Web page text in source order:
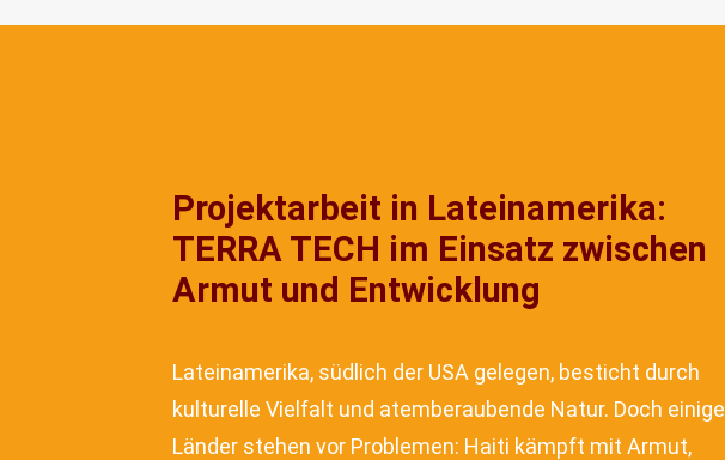
Projektarbeit in Lateinamerika:
TERRA TECH im Einsatz zwischen
Armut und Entwicklung
Lateinamerika, südlich der USA gelegen, besticht durch
kulturelle Vielfalt und atemberaubende Natur. Doch einige
Länder stehen vor Problemen: Haiti kämpft mit Armut,